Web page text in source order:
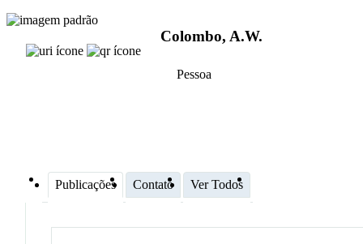
Colombo, A.W.
Pessoa
Publicações Contato Ver Todos